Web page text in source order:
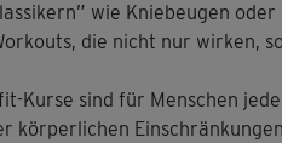
wie Kniebeugen
die nicht nur wirken,
Kurse​ sind für Menschen
körperlichen